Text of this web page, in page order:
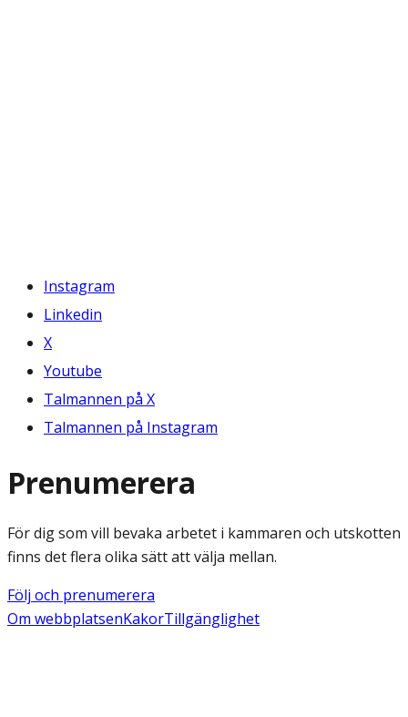
Instagram
Linkedin
X
Youtube
Talmannen på X
Talmannen på Instagram
Prenumerera
För dig som vill bevaka arbetet i kammaren och utskotten
finns det flera olika sätt att välja mellan.
Följ och prenumerera
Om webbplatsenKakorTillgänglighet